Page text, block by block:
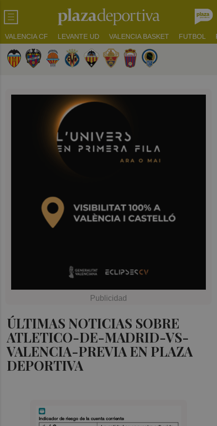
VALENCIA CF LEVANTE UD VALENCIA BASKET FUTBOL
ÚLTIMAS NOTICIAS SOBRE
ATLETICO-DE-MADRID-VS-
VALENCIA-PREVIA EN PLAZA
DEPORTIVA